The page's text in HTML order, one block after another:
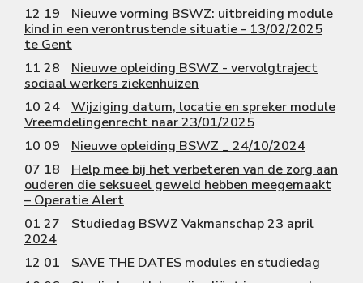
12 19
Nieuwe vorming BSWZ: uitbreiding module
kind in een verontrustende situatie - 13/02/2025
te Gent
11 28
Nieuwe opleiding BSWZ - vervolgtraject
sociaal werkers ziekenhuizen
10 24
Wijziging datum, locatie en spreker module
Vreemdelingenrecht naar 23/01/2025
10 09
Nieuwe opleiding BSWZ _ 24/10/2024
07 18
Help mee bij het verbeteren van de zorg aan
ouderen die seksueel geweld hebben meegemaakt
– Operatie Alert
01 27
Studiedag BSWZ Vakmanschap 23 april
2024
12 01
SAVE THE DATES modules en studiedag